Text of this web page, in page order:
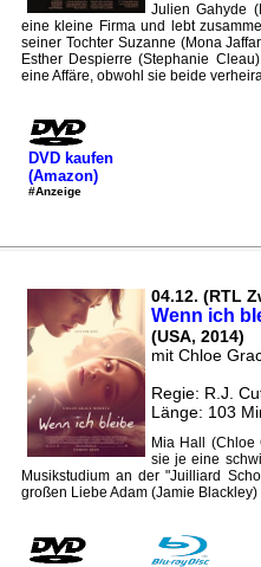
Julien Gahyde
eine kleine Firma und lebt
seiner Tochter Suzanne (Mona
Esther Despierre (Stephanie
eine Affäre, obwohl sie beide
DVD kaufen
(Amazon)
#Anzeige
04.12. (RTL
Wenn ich
(USA, 2014)
mit Chloe
Regie: R.J.
Länge: 103
Mia Hall (Chloe
sie je eine
Musikstudium an der "Juilliard
großen Liebe Adam (Jamie